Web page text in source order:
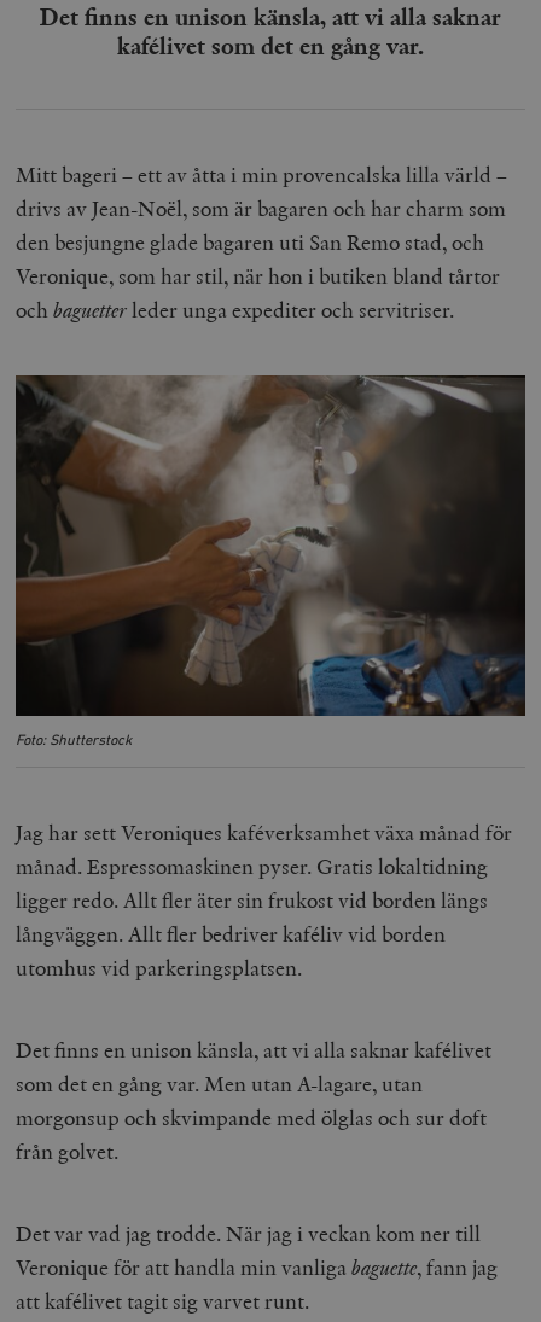
Det finns en unison känsla, att vi alla saknar
kafélivet som det en gång var.
Mitt bageri – ett av åtta i min provencalska lilla värld –
drivs av Jean-Noël, som är bagaren och har charm som
den besjungne glade bagaren uti San Remo stad, och
Veronique, som har stil, när hon i butiken bland tårtor
ochbaguetterleder unga expediter och servitriser.
Foto: Shutterstock
Jag har sett Veroniques kaféverksamhet växa månad för
månad. Espressomaskinen pyser. Gratis lokaltidning
ligger redo. Allt fler äter sin frukost vid borden längs
långväggen. Allt fler bedriver kaféliv vid borden
utomhus vid parkeringsplatsen.
Det finns en unison känsla, att vi alla saknar kafélivet
som det en gång var. Men utan A-lagare, utan
morgonsup och skvimpande med ölglas och sur doft
från golvet.
Det var vad jag trodde. När jag i veckan kom ner till
Veronique för att handla min vanligabaguette, fann jag
att kafélivet tagit sig varvet runt.